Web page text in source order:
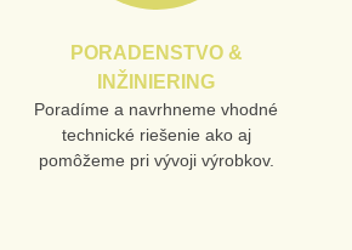
PORADENSTVO &
INŽINIERING
Poradíme a navrhneme vhodné
technické riešenie ako aj
pomôžeme pri vývoji výrobkov.